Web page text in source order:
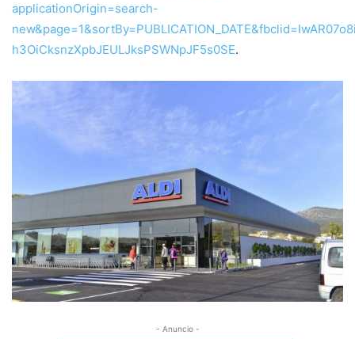
applicationOrigin=search-
h3OiCksnzXpbJEULJksPSWNpJF5s0SE.
- Anuncio -